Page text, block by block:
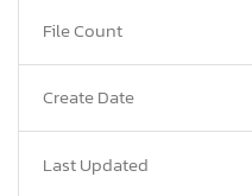
File Count
Create Date
Last Updated